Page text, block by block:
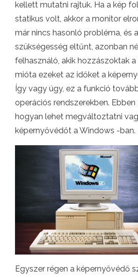
kellett mutatni rajtuk. Ha a kép
statikus volt, akkor a monitor
már nincs hasonló probléma, és
szükségesség eltűnt, azonban
felhasználó, akik hozzászoktak
mióta ezeket az időket a
Így vagy úgy, ez a funkció
operációs rendszerekben. Ebben
hogyan lehet megváltoztatni
képernyővédőt a Windows -ban.
Egyszer régen a képernyővédő